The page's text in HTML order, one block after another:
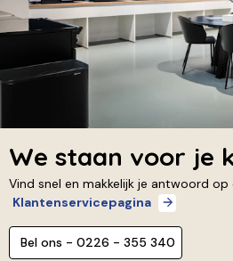
We staan voor je
Vind snel en makkelijk je antwoord op
Klantenservicepagina
Bel ons - 0226 - 355 340